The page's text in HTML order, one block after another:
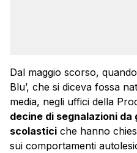
Dal maggio scorso,
Blu’, che si diceva fossa
media, negli uffici della
decine di segnalazioni
scolastici che hanno
sui comportamenti